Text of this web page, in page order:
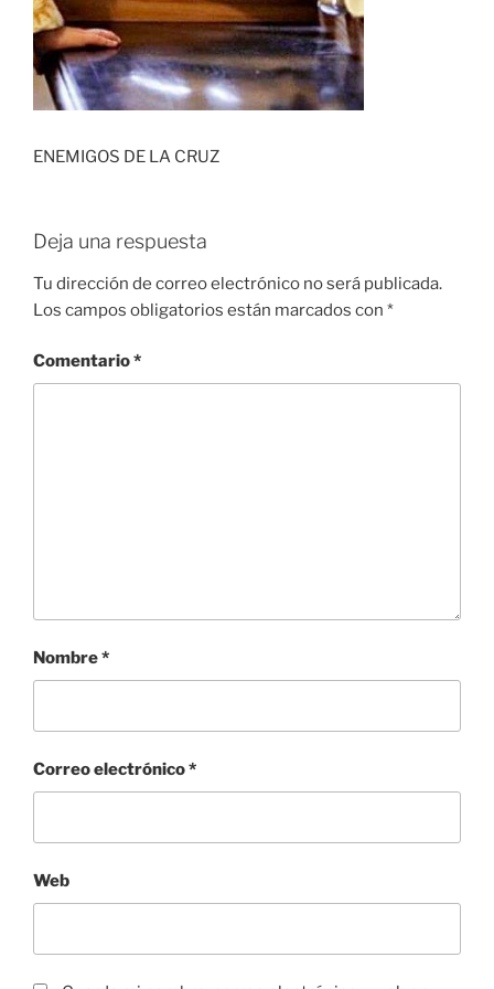
ENEMIGOS DE LA CRUZ
Deja una respuesta
Tu dirección de correo electrónico no será publicada.
Los campos obligatorios están marcados con *
Comentario*
Nombre*
Correo electrónico*
Web